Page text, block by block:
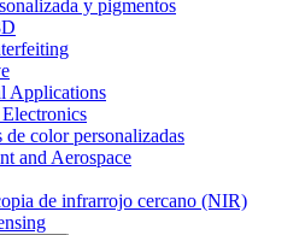
y pigmentos
Applications
de color personalizadas
and Aerospace
de infrarrojo cercano (NIR)